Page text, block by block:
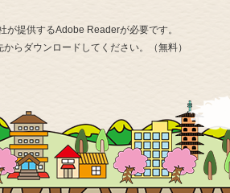
提供するAdobe Readerが必要です。
らダウンロードしてください。（無料）